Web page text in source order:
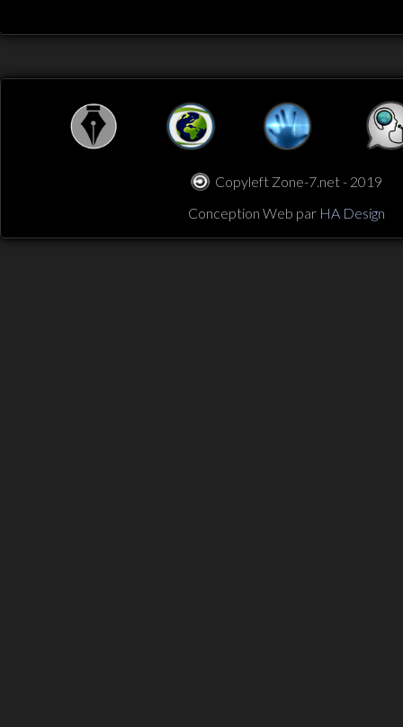
Copyleft Zone-7.net - 2019
Conception Web par HA Design